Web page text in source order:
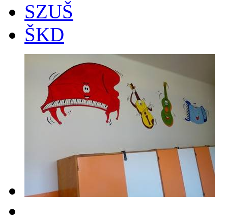
SZUŠ
ŠKD